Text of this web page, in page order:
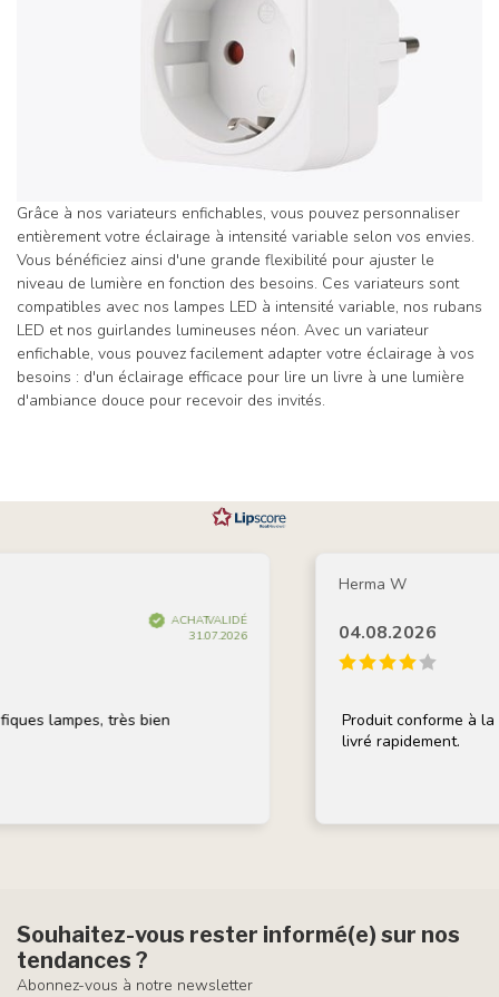
Grâce à nos variateurs enfichables, vous pouvez personnaliser
entièrement votre éclairage à intensité variable selon vos envies.
Vous bénéficiez ainsi d'une grande flexibilité pour ajuster le
niveau de lumière en fonction des besoins. Ces variateurs sont
compatibles avec nos lampes LED à intensité variable, nos rubans
LED et nos guirlandes lumineuses néon. Avec un variateur
enfichable, vous pouvez facilement adapter votre éclairage à vos
besoins : d'un éclairage efficace pour lire un livre à une lumière
d'ambiance douce pour recevoir des invités.
ACHAT VALIDÉ
31.07.2026
lampes, très bien
Herma W
04.08.2026
Produit conforme à la
livré rapidement.
Souhaitez-vous rester informé(e) sur nos
tendances ?
Abonnez-vous à notre newsletter